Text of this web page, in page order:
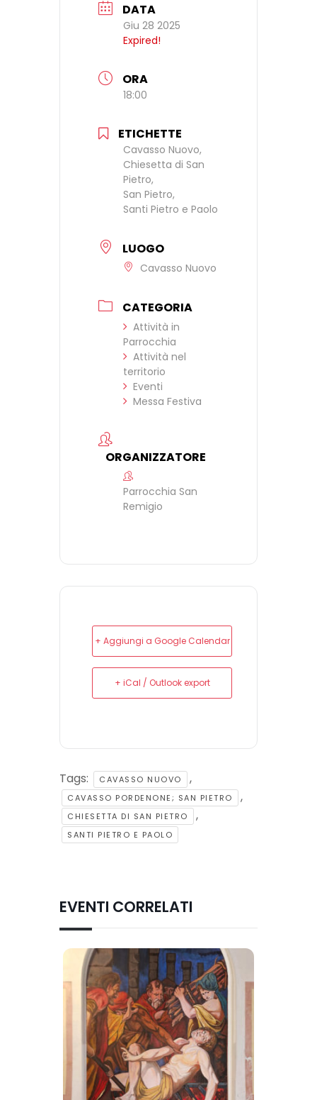
DATA
Giu 28 2025
Expired!
ORA
18:00
ETICHETTE
Cavasso Nuovo,
Chiesetta di San
Pietro,
San Pietro,
Santi Pietro e Paolo
LUOGO
Cavasso Nuovo
CATEGORIA
Attività in
Parrocchia
Attività nel
territorio
Eventi
Messa Festiva
ORGANIZZATORE
Parrocchia San
Remigio
+ Aggiungi a Google Calendar
+ iCal / Outlook export
Tags: CAVASSO NUOVO ,
CAVASSO PORDENONE; SAN PIETRO ,
CHIESETTA DI SAN PIETRO ,
SANTI PIETRO E PAOLO
EVENTI CORRELATI